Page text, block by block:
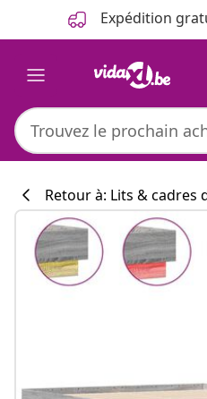
Expédition
Retour à: Lits & cadres